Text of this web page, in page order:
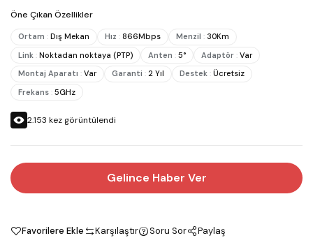
Öne Çıkan Özellikler
Ortam : Dış Mekan Hız : 866Mbps Menzil : 30Km
Link : Noktadan noktaya (PTP) Anten : 5° Adaptör : Var
Montaj Aparatı : Var Garanti : 2 Yıl Destek : Ücretsiz
Frekans : 5GHz
2.153 kez görüntülendi
Gelince Haber Ver
Favorilere Ekle Karşılaştır Soru Sor Paylaş